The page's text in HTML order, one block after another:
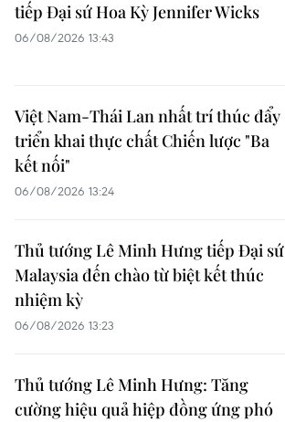
tiếp Đại sứ Hoa Kỳ Jennifer Wicks
06/08/2026 13:43
Việt Nam-Thái Lan nhất trí thúc đẩy
triển khai thực chất Chiến lược "Ba
kết nối"
06/08/2026 13:24
Thủ tướng Lê Minh Hưng tiếp Đại sứ
Malaysia đến chào từ biệt kết thúc
nhiệm kỳ
06/08/2026 13:23
Thủ tướng Lê Minh Hưng: Tăng
cường hiệu quả hiệp đồng ứng phó